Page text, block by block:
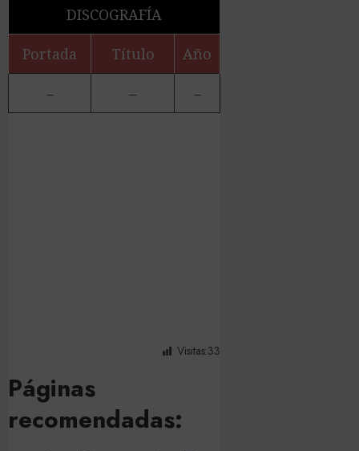
DISCOGRAFÍA
Portada Título Año
– – –
Visitas:33
Páginas
recomendadas: